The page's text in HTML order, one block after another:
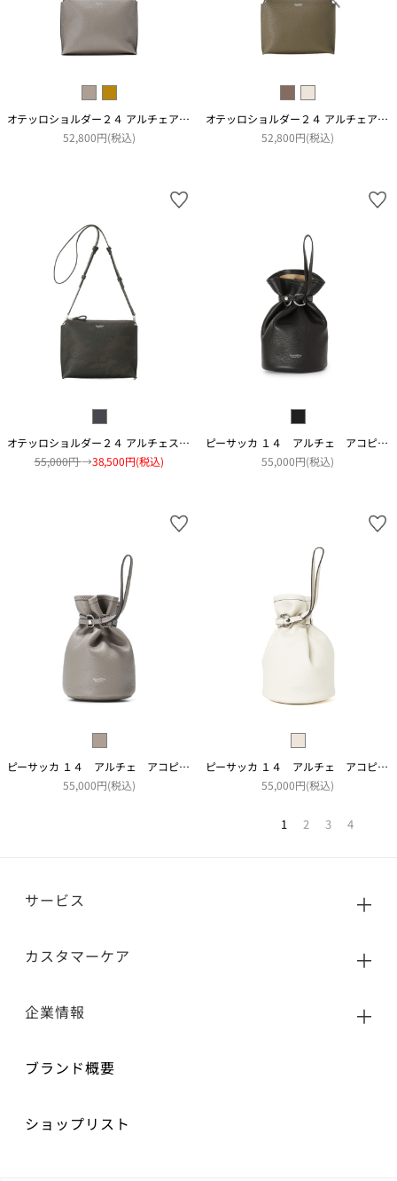
オテッロショルダー２４ アルチェアコピアート
52,800円(税込)
オテッロショルダー２４ アルチェアコピアート
52,800円(税込)
オテッロショルダー２４ アルチェスウェード カモ
55,000円→38,500円(税込)
ピーサッカ １４ アルチェ アコピアート
55,000円(税込)
ピーサッカ １４ アルチェ アコピアート
55,000円(税込)
ピーサッカ １４ アルチェ アコピアート
55,000円(税込)
1 2 3 4
サービス
カスタマーケア
企業情報
ブランド概要
ショップリスト